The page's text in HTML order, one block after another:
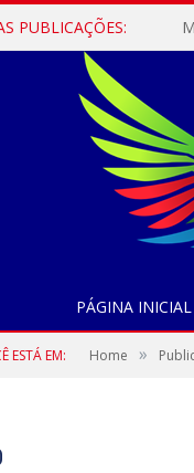
PUBLICAÇÕES:
PÁGINA INICIAL
ESTÁ EM: Home »